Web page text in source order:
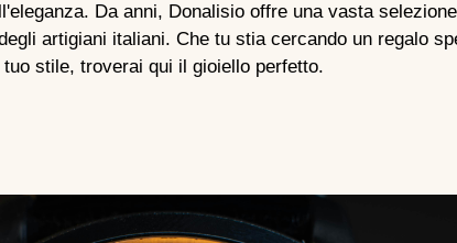
Da anni, Donalisio offre una vasta
artigiani italiani. Che tu stia cercando un regalo
stile, troverai qui il gioiello perfetto.